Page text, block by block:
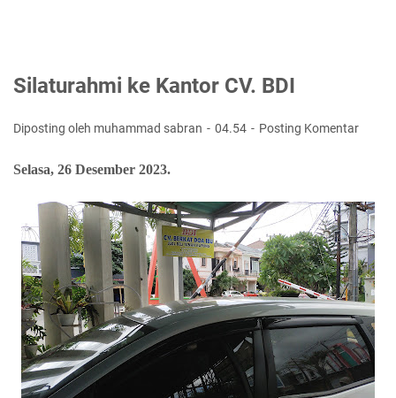
Silaturahmi ke Kantor CV. BDI
Diposting oleh muhammad sabran 04.54 Posting Komentar
Selasa, 26 Desember 2023.